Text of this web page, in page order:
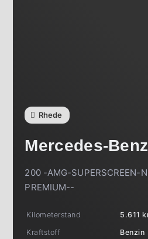
Rhede
Mercedes-Benz
200 -AMG-SUPERSCREEN-
PREMIUM--
Kilometerstand
5.611
Kraftstoff
Benzin